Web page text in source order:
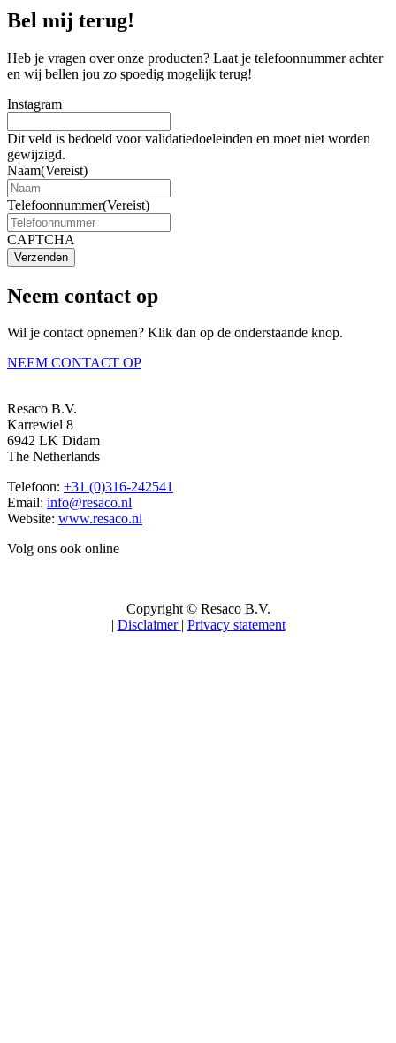
Bel mij terug!
Heb je vragen over onze producten? Laat je telefoonnummer achter
en wij bellen jou zo spoedig mogelijk terug!
Instagram
Dit veld is bedoeld voor validatiedoeleinden en moet niet worden
gewijzigd.
Naam(Vereist)
Telefoonnummer(Vereist)
CAPTCHA
Verzenden
Neem contact op
Wil je contact opnemen? Klik dan op de onderstaande knop.
NEEM CONTACT OP
Resaco B.V.
Karrewiel 8
6942 LK Didam
The Netherlands
Telefoon: +31 (0)316-242541
Email: info@resaco.nl
Website: www.resaco.nl
Volg ons ook online
Copyright © Resaco B.V.
| Disclaimer | Privacy statement